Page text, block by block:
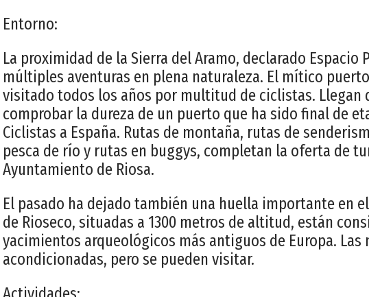
Entorno:
La proximidad de la Sierra del Aramo, declarado
múltiples aventuras en plena naturaleza. El mítico
visitado todos los años por multitud de ciclistas. Llegan
comprobar la dureza de un puerto que ha sido final de
Ciclistas a España. Rutas de montaña, rutas de
pesca de río y rutas en buggys, completan la oferta de
Ayuntamiento de Riosa.
El pasado ha dejado también una huella importante en
de Rioseco, situadas a 1300 metros de altitud, están
yacimientos arqueológicos más antiguos de Europa. Las
acondicionadas, pero se pueden visitar.